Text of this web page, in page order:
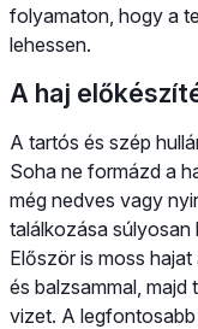
folyamaton, hogy a
lehessen.
A haj
A tartós és szép
Soha ne formázd a
még nedves vagy
találkozása súlyosan
Először is moss
és balzsammal,
vizet. A